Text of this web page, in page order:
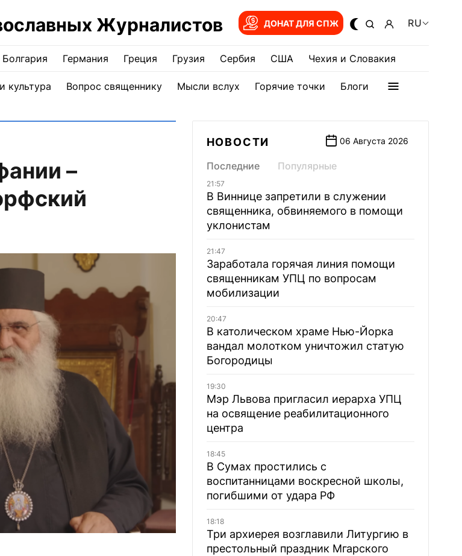
Журналистов ДОНАТ ДЛЯ СПЖ RU
Болгария Германия Греция Грузия Сербия США Чехия и Словакия
культура Вопрос священнику Мысли вслух Горячие точки Блоги
–
НОВОСТИ 06 Августа 2026
Последние Популярные
21:57
В Виннице запретили в служении
священника, обвиняемого в помощи
уклонистам
21:47
Заработала горячая линия помощи
священникам УПЦ по вопросам
мобилизации
20:47
В католическом храме Нью-Йорка
вандал молотком уничтожил статую
Богородицы
19:30
Мэр Львова пригласил иерарха УПЦ
на освящение реабилитационного
центра
18:45
В Сумах простились с
воспитанницами воскресной школы,
погибшими от удара РФ
18:18
Три архиерея возглавили Литургию в
престольный праздник Мгарского